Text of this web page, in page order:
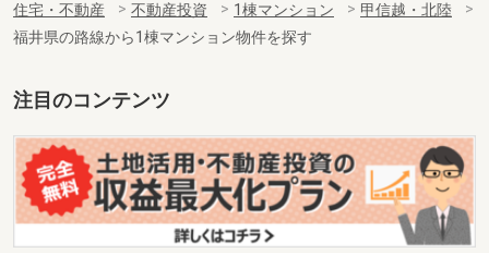
住宅・不動産 不動産投資 1棟マンション
甲信越・北陸
福井県の路線から1棟マンション物件を探す
注目のコンテンツ